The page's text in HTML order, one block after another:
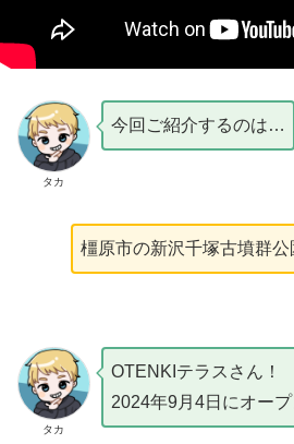
タカ
今回ご紹介するのは…
橿原市の新沢千塚古墳群公
タカ
OTENKIテラスさん！
2024年9月4日にオープ